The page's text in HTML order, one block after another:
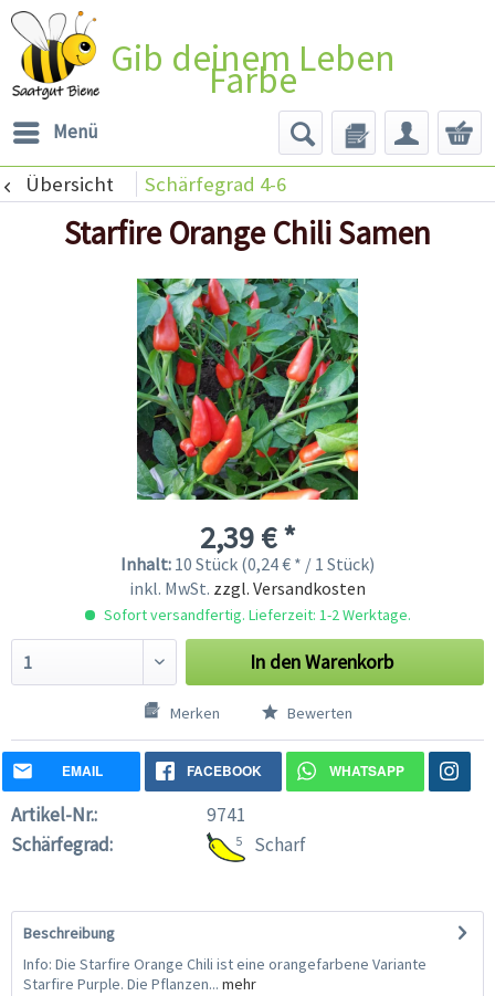
Gib deinem Leben
Farbe
Menü
Übersicht Schärfegrad 4-6
Starfire Orange Chili Samen
2,39 € *
Inhalt: 10 Stück (0,24 € * / 1 Stück)
inkl. MwSt. zzgl. Versandkosten
Sofort versandfertig. Lieferzeit: 1-2 Werktage.
In denWarenkorb
Merken Bewerten
EMAIL FACEBOOK WHATSAPP
Artikel-Nr.:
9741
Schärfegrad:
5 Scharf
Beschreibung
Info: Die Starfire Orange Chili ist eine orangefarbene Variante
Starfire Purple. Die Pflanzen... mehr